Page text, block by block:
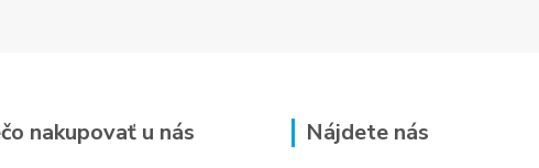
nakupovať u nás Nájdete nás